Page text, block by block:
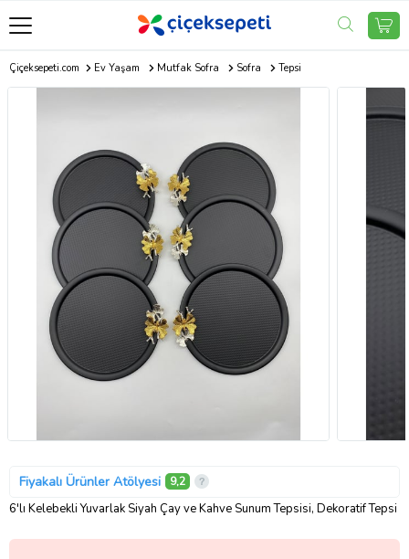
Çiçeksepeti.com Ev Yaşam Mutfak Sofra Sofra Tepsi
Fiyakalı Ürünler Atölyesi 9,2
6'lı Kelebekli Yuvarlak Siyah Çay ve Kahve Sunum Tepsisi, Dekoratif Tepsi